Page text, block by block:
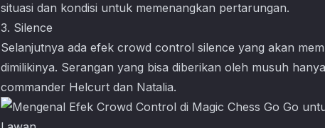
situasi dan kondisi untuk memenangkan pertarungan.
3. Silence
Selanjutnya ada efek crowd control silence yang akan
dimilikinya. Serangan yang bisa diberikan oleh musuh
commander Helcurt dan Natalia.